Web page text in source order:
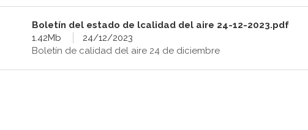
Boletín del estado de lcalidad del aire 24-12-2023.pdf
1.42Mb
24/12/2023
Boletín de calidad del aire 24 de diciembre